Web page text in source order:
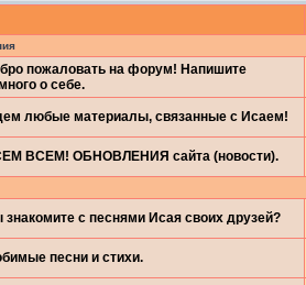
пожаловать на форум! Напишите
о себе.
любые материалы, связанные с Исаем!
ВСЕМ! ОБНОВЛЕНИЯ сайта (новости).
знакомите с песнями Исая своих друзей?
песни и стихи.